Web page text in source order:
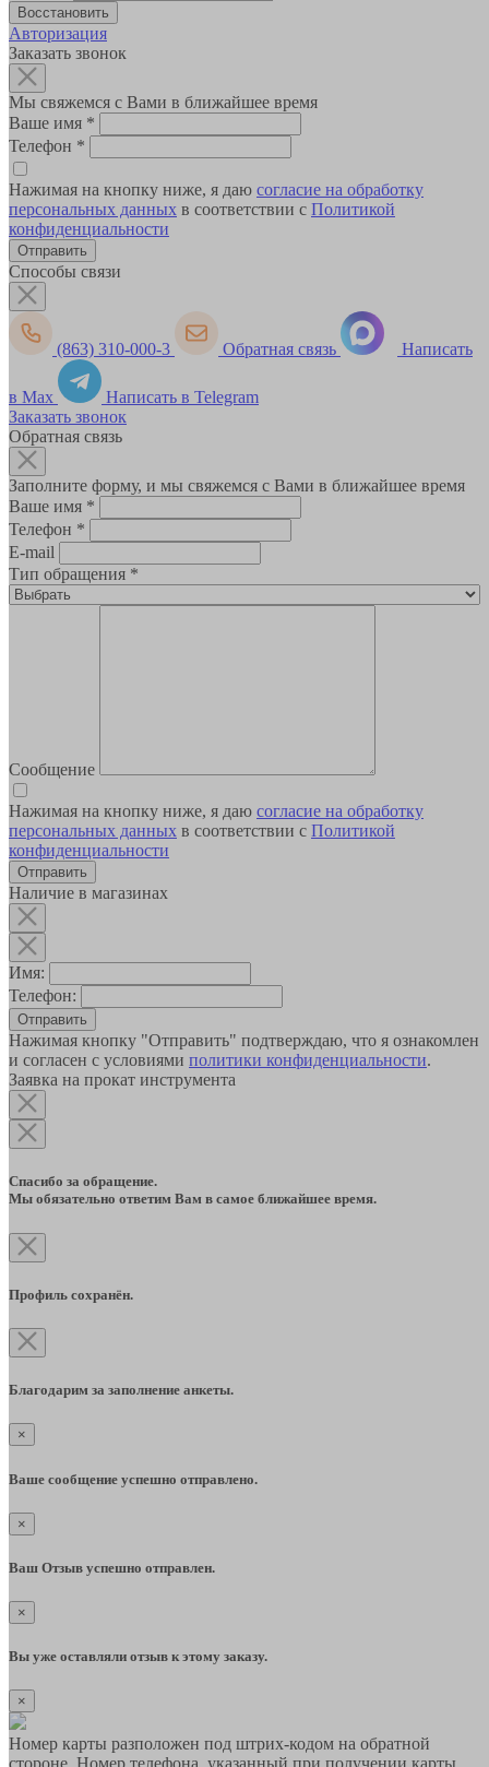
Авторизация
Заказать звонок
Мы свяжемся с Вами в ближайшее время
Ваше имя *
Телефон *
Нажимая на кнопку ниже, я даю согласие на обработку
персональных данных в соответствии с Политикой
конфиденциальности
Способы связи
(863) 310-000-3 Обратная связь Написать
в Max
Написать в Telegram
Заказать звонок
Обратная связь
Заполните форму, и мы свяжемся с Вами в ближайшее время
Ваше имя *
Телефон *
E-mail
Тип обращения *
Сообщение
Нажимая на кнопку ниже, я даю согласие на обработку
персональных данных в соответствии с Политикой
конфиденциальности
Наличие в магазинах
Имя:
Телефон:
Отправить
Нажимая кнопку "Отправить" подтверждаю, что я ознакомлен
и согласен с условиями политики конфиденциальности.
Заявка на прокат инструмента
Спасибо за обращение.
Мы обязательно ответим Вам в самое ближайшее время.
Профиль сохранён.
Благодарим за заполнение анкеты.
×
Ваше сообщение успешно отправлено.
×
Ваш Отзыв успешно отправлен.
×
Вы уже оставляли отзыв к этому заказу.
×
Номер карты разположен под штрих-кодом на обратной